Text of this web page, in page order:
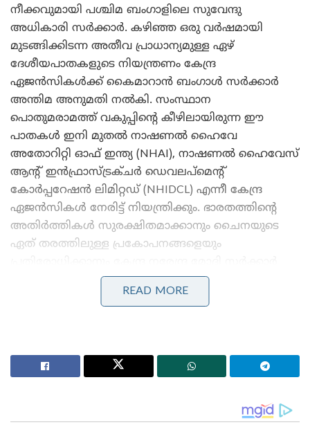
നീക്കവുമായി പശ്ചിമ ബംഗാളിലെ സുവേന്ദു
അധികാരി സർക്കാർ. കഴിഞ്ഞ ഒരു വർഷമായി
മുടങ്ങിക്കിടന്ന അതീവ പ്രാധാന്യമുള്ള ഏഴ്
ദേശീയപാതകളുടെ നിയന്ത്രണം കേന്ദ്ര
ഏജൻസികൾക്ക് കൈമാറാൻ ബംഗാൾ സർക്കാർ
അന്തിമ അനുമതി നൽകി. സംസ്ഥാന
പൊതുമരാമത്ത് വകുപ്പിന്റെ കീഴിലായിരുന്ന ഈ
പാതകൾ ഇനി മുതൽ നാഷണൽ ഹൈവേ
അതോറിറ്റി ഓഫ് ഇന്ത്യ (NHAI), നാഷണൽ ഹൈവേസ്
ആന്റ് ഇൻഫ്രാസ്ട്രക്ചർ ഡെവലപ്മെന്റ്
കോർപ്പറേഷൻ ലിമിറ്റഡ് (NHIDCL) എന്നീ കേന്ദ്ര
ഏജൻസികൾ നേരിട്ട് നിയന്ത്രിക്കും. ഭാരതത്തിന്റെ
അതിർത്തികൾ സുരക്ഷിതമാക്കാനും ചൈനയുടെ
ഏത് തരത്തിലുള്ള പ്രകോപനങ്ങളെയും
നടത്തുന്ന ദേശസ്നേഹപരമായ നീക്കങ്ങൾക്ക് വൻ
കരുത്ത് പകരുന്നതാണ് സുവേന്ദു അധികാരി
Stories you may like
READ MORE